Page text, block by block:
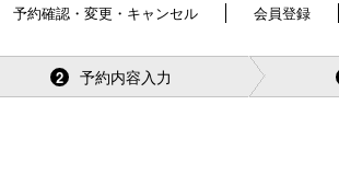
予約確認・変更・キャンセル 会員登録
2 予約内容入力